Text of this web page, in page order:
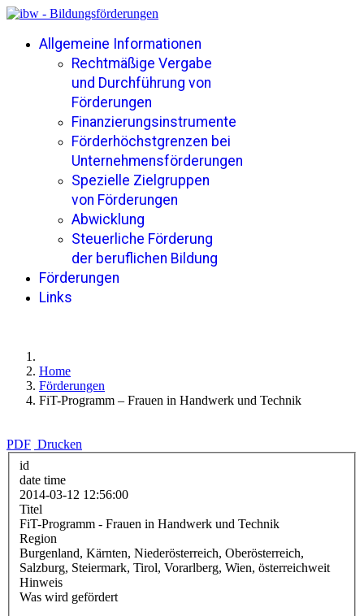
Allgemeine Informationen
Rechtmäßige Vergabe
und Durchführung von
Förderungen
Finanzierungsinstrumente
Förderhöchstgrenzen bei
Unternehmensförderungen
Spezielle Zielgruppen
von Förderungen
Abwicklung
Steuerliche Förderung
der beruflichen Bildung
Förderungen
Links
Home
Förderungen
FiT-Programm – Frauen in Handwerk und Technik
PDF Drucken
id
date time
2014-03-12 12:56:00
Titel
FiT-Programm - Frauen in Handwerk und Technik
Region
Burgenland, Kärnten, Niederösterreich, Oberösterreich,
Salzburg, Steiermark, Tirol, Vorarlberg, Wien, österreichweit
Hinweis
Was wird gefördert